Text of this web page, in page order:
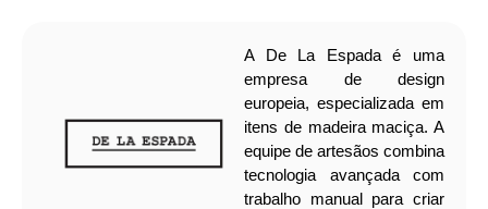
A De La Espada é uma
empresa de design
europeia, especializada em
itens de madeira maciça. A
equipe de artesãos combina
tecnologia avançada com
trabalho manual para criar